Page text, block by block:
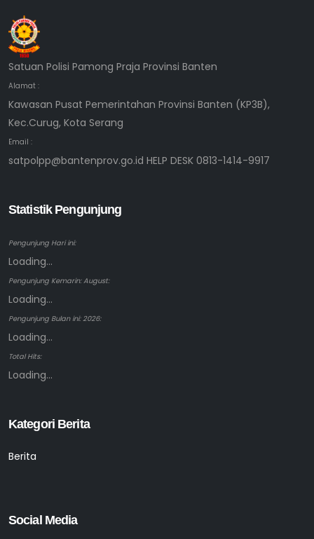
Satuan Polisi Pamong Praja Provinsi Banten
Alamat :
Kawasan Pusat Pemerintahan Provinsi Banten (KP3B),
Kec.Curug, Kota Serang
Email :
satpolpp@bantenprov.go.id HELP DESK 0813-1414-9917
Statistik Pengunjung
Pengunjung Hari ini:
Loading...
Pengunjung Kemarin: August:
Loading...
Pengunjung Bulan ini: 2026:
Loading...
Total Hits:
Loading...
Kategori Berita
Berita
Social Media